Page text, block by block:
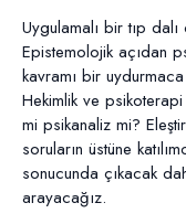
Uygulamalı bir tıp
Epistemolojik açıdan
kavramı bir
Hekimlik ve psikoterapi
mi psikanaliz mi?
soruların üstüne
sonucunda çıkacak
arayacağız.